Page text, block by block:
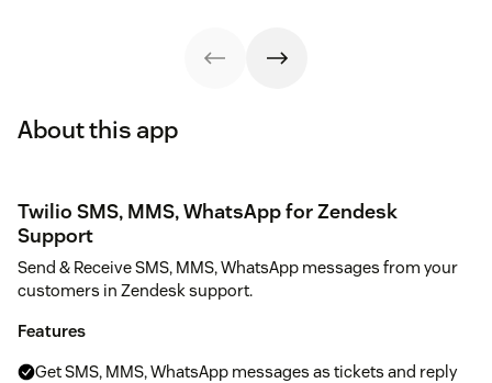
About this app
Twilio SMS, MMS, WhatsApp for Zendesk
Support
Send & Receive SMS, MMS, WhatsApp messages from your
customers in Zendesk support.
Features
Get SMS, MMS, WhatsApp messages as tickets and reply